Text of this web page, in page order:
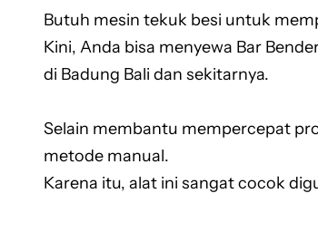
Butuh mesin tekuk besi untuk
Kini, Anda bisa menyewa Bar
di Badung Bali dan sekitarnya.
Selain membantu mempercepat
metode manual.
Karena itu, alat ini sangat cocok